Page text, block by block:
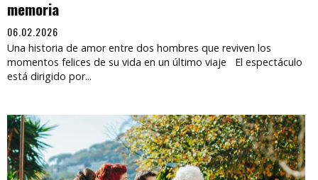
memoria
06.02.2026
Una historia de amor entre dos hombres que reviven los
momentos felices de su vida en un último viaje El espectáculo
está dirigido por...